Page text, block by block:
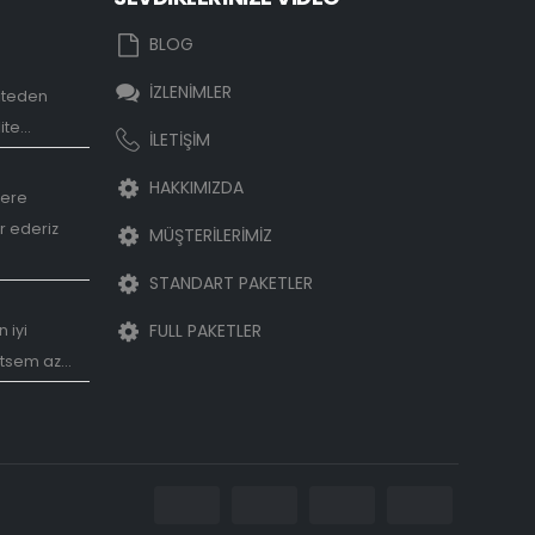
Sevgilime video hazırlamak
istiyorum
Mart 22, 2018
ederiz
iyi
az...
BLOG
İZLENİMLER
İLETİŞİM
HAKKIMIZDA
MÜŞTERİLERİMİZ
STANDART PAKETLER
FULL PAKETLER